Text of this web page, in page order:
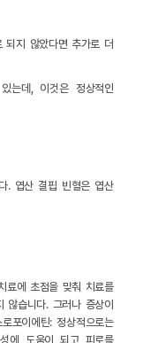
되지 않았다면 추가로 더
는데, 이것은 정상적인
. 엽산 결핍 빈혈은 엽산
료에 초점을 맞춰 치료를
않습니다. 그러나 증상이
포이에틴: 정상적으로는
에 도움이 되고 피로를